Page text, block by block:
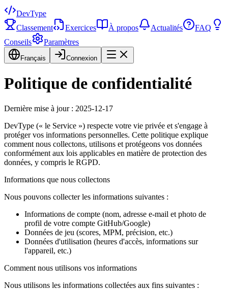
DevType
Classement
Exercices À propos Actualités
FAQ
Conseils
Paramètres
Français Connexion
Politique de confidentialité
Dernière mise à jour : 2025-12-17
DevType (« le Service ») respecte votre vie privée et s'engage à
protéger vos informations personnelles. Cette politique explique
comment nous collectons, utilisons et protégeons vos données
conformément aux lois applicables en matière de protection des
données, y compris le RGPD.
Informations que nous collectons
Nous pouvons collecter les informations suivantes :
Informations de compte (nom, adresse e-mail et photo de
profil de votre compte GitHub/Google)
Données de jeu (scores, MPM, précision, etc.)
Données d'utilisation (heures d'accès, informations sur
l'appareil, etc.)
Comment nous utilisons vos informations
Nous utilisons les informations collectées aux fins suivantes :